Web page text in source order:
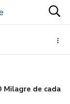
Milagre de cada